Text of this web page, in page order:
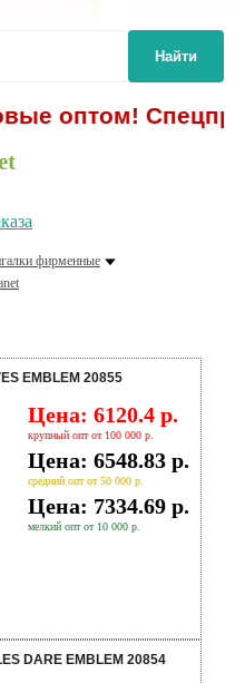
Найти
оптом!
фирменные
EMBLEM 20855
Цена: 6120.4 р.
крупный опт от 100 000 р.
Цена: 6548.83 р.
средний опт от 50 000 р.
Цена: 7334.69 р.
мелкий опт от 10 000 р.
DARE EMBLEM 20854